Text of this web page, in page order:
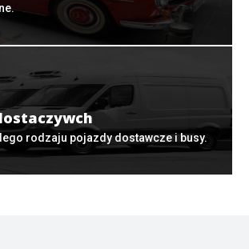
rodzaju pojazdy dostawcze i busy.